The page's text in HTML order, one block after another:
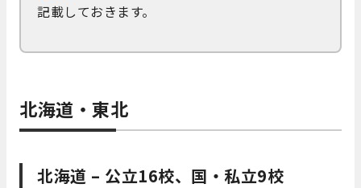
記載しておきます。
北海道・東北
北海道 – 公立16校、国・私立9校